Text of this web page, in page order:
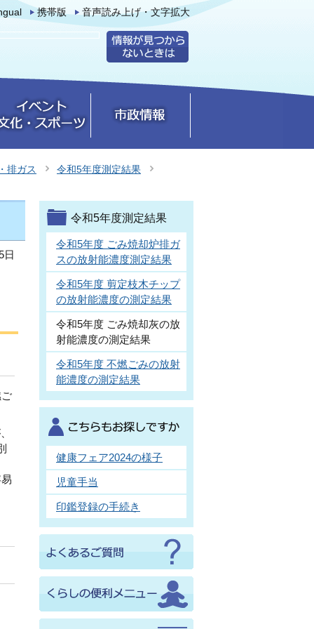
携帯版 音声読み上げ・文字拡大
排ガス
令和5年度測定結果
日
令和5年度測定結果
令和5年度 ごみ焼却炉排ガ
スの放射能濃度測定結果
令和5年度 剪定枝木チップ
の放射能濃度の測定結果
令和5年度 ごみ焼却灰の放
射能濃度の測定結果
令和5年度 不燃ごみの放射
能濃度の測定結果
健康フェア2024の様子
児童手当
印鑑登録の手続き